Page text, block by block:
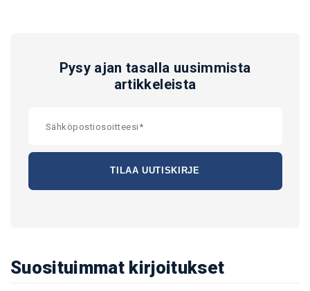
Pysy ajan tasalla uusimmista
artikkeleista
Suosituimmat kirjoitukset